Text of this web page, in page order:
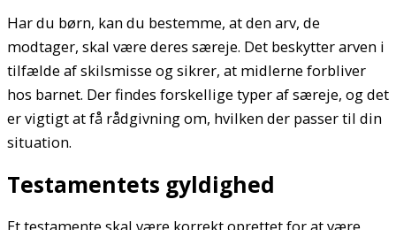
Har du børn, kan du bestemme, at den arv, de
modtager, skal være deres særeje. Det beskytter arven i
tilfælde af skilsmisse og sikrer, at midlerne forbliver
hos barnet. Der findes forskellige typer af særeje, og det
er vigtigt at få rådgivning om, hvilken der passer til din
situation.
Testamentets gyldighed